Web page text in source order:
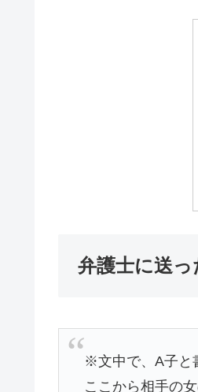
弁護士に送
※文中で、A子と
ここから相手の